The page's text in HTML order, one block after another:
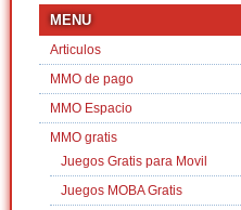
MENU
Articulos
MMO de pago
MMO Espacio
MMO gratis
Juegos Gratis para Movil
Juegos MOBA Gratis